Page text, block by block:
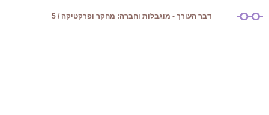
דבר העורך - מוגבלות וחברה: מחקר ופרקטיקה / 5